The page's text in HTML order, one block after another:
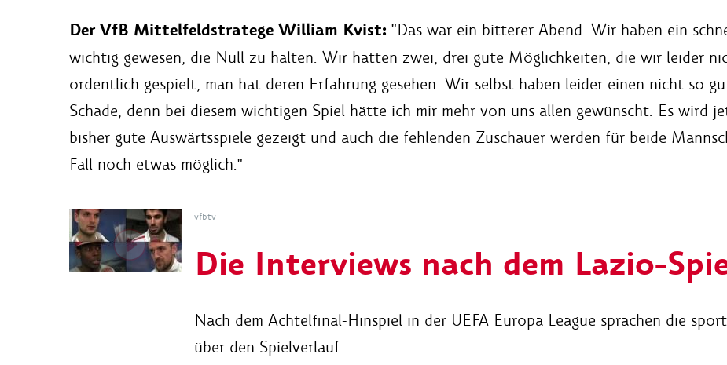
Der VfB Mittelfeldstratege William Kvist: "Das war ein bitterer Abend. Wir haben ein
wichtig gewesen, die Null zu halten. Wir hatten zwei, drei gute Möglichkeiten, die wir leider
ordentlich gespielt, man hat deren Erfahrung gesehen. Wir selbst haben leider einen nicht so
Schade, denn bei diesem wichtigen Spiel hätte ich mir mehr von uns allen gewünscht. Es wird
bisher gute Auswärtsspiele gezeigt und auch die fehlenden Zuschauer werden für beide
Fall noch etwas möglich."
vfbtv
Die Interviews nach dem Lazio-
Nach dem Achtelfinal-Hinspiel in der UEFA Europa League sprachen die
über den Spielverlauf.